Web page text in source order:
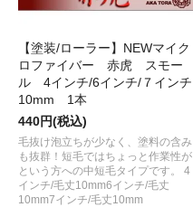
【塗装/ローラー】NEWマイク
ロファイバー 赤虎 スモー
ル 4インチ/6インチ/７インチ
10mm 1本
440円(税込)
毛抜け泡立ちが少なく、塗料の含み
も抜群！短毛ではちょっと作業性が
という方への中短毛タイプです。 4
インチ/毛丈10mm6インチ/毛丈
10mm7インチ/毛丈10mm